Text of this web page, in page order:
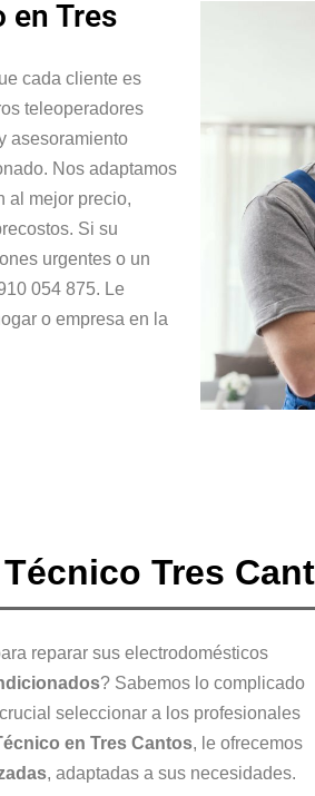
en Tres
cada cliente es
teleoperadores
asesoramiento
Nos adaptamos
al mejor precio,
Si su
urgentes o un
054 875. Le
o empresa en la
Tres
reparar sus electrodomésticos
? Sabemos lo complicado
seleccionar a los profesionales
en Tres Cantos, le ofrecemos
, adaptadas a sus necesidades.